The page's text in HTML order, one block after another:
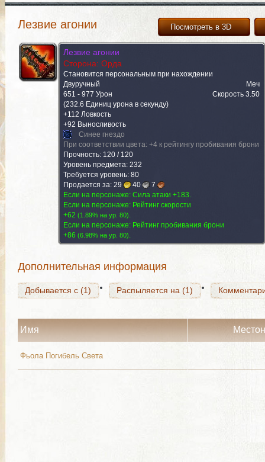
Посмотреть в 3D
Лезвие агонии
Лезвие агонии
Сторона: Орда
Становится персональным при нахождении
Двуручный
Меч
651 - 977 Урон
Скорость 3.50
(232.6 Единиц урона в секунду)
+112 Ловкость
+92 Выносливость
Синее гнездо
При соответствии цвета: +4 к рейтингу пробивания брони
Прочность: 120 / 120
Уровень предмета: 232
Требуется уровень: 80
Продается за: 29 40
7
Если на персонаже: Сила атаки +183.
Если на персонаже: Рейтинг скорости
+62 (1.89% на yp. 80).
Если на персонаже: Рейтинг пробивания брони
+86 (6.98% на yp. 80).
Дополнительная информация
Добывается с (1) Распыляется на (1)
Добывается с (1) Распыляется на (1)
Добывается с (1) Распыляется на (1)
Имя
Фьола Погибель Света